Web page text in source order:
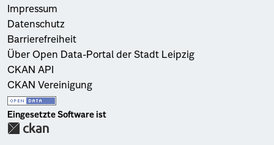
Impressum
Datenschutz
Barrierefreiheit
Über Open Data-Portal der Stadt Leipzig
CKAN API
CKAN Vereinigung
Eingesetzte Software ist